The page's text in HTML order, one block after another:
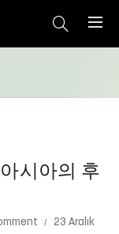
시아의 후
23 Aralık